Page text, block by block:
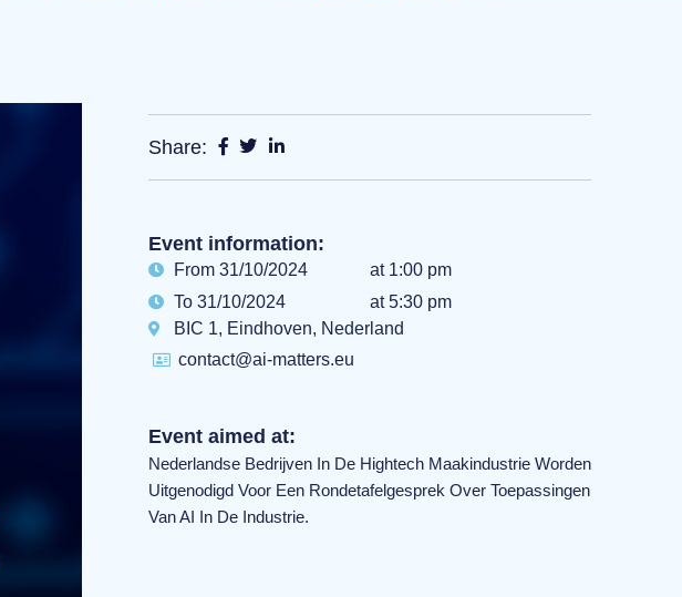
Share:
Event information:
From 31/10/2024
at 1:00 pm
To 31/10/2024
at 5:30 pm
BIC 1, Eindhoven, Nederland
contact@ai-matters.eu
Event aimed at:
Nederlandse Bedrijven In De Hightech Maakindustrie Worden
Uitgenodigd Voor Een Rondetafelgesprek Over Toepassingen
Van AI In De Industrie.